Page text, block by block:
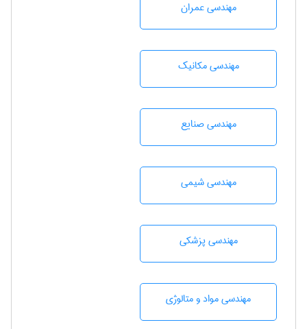
مهندسی عمران
مهندسی مکانیک
مهندسی صنايع
مهندسي شيمی
مهندسی پزشکی
مهندسی مواد و متالوژی